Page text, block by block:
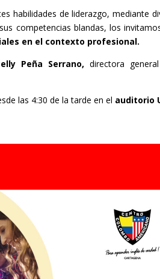
habilidades de liderazgo, mediante
competencias blandas, los
en el contexto profesional.
Peña Serrano,directora
las 4:30 de la tarde en el auditorio